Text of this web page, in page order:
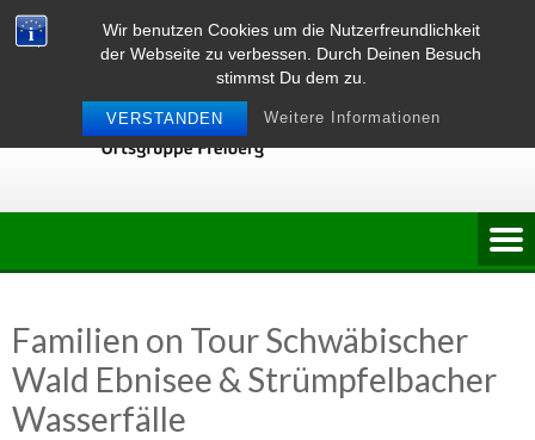
Wir benutzen Cookies um die Nutzerfreundlichkeit
der Webseite zu verbessen. Durch Deinen Besuch
stimmst Du dem zu.
VERSTANDEN Weitere Informationen
Skip
to
Familien on Tour Schwäbischer
Wald Ebnisee & Strümpfelbacher
Wasserfälle